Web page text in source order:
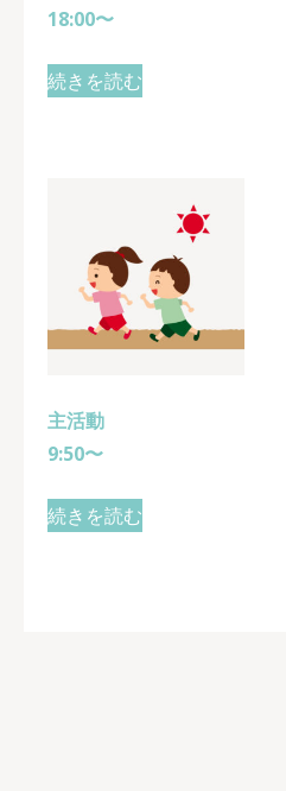
18:00〜
続きを読む
主活動
9:50〜
続きを読む